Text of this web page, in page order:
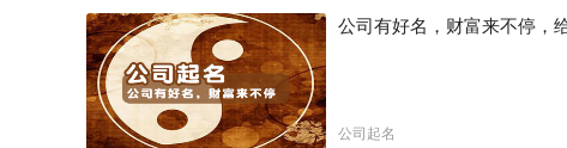
公司有好名，财富来不停，
公司起名